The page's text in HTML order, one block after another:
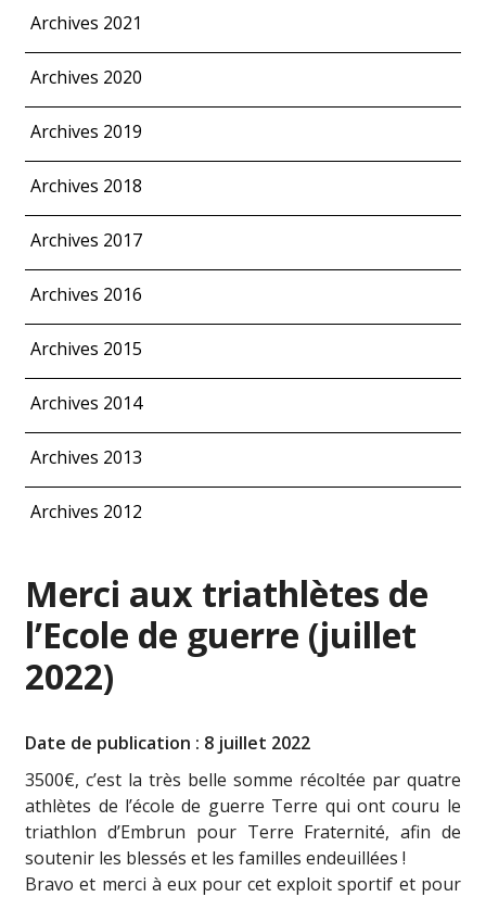
Archives 2021
Archives 2020
Archives 2019
Archives 2018
Archives 2017
Archives 2016
Archives 2015
Archives 2014
Archives 2013
Archives 2012
Merci aux triathlètes de
l’Ecole de guerre (juillet
2022)
Date de publication : 8 juillet 2022
3500€, c’est la très belle somme récoltée par quatre
athlètes de l’école de guerre Terre qui ont couru le
triathlon d’Embrun pour Terre Fraternité, afin de
soutenir les blessés et les familles endeuillées !
Bravo et merci à eux pour cet exploit sportif et pour